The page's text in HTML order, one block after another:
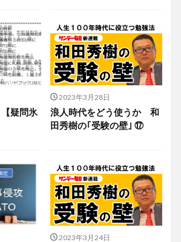
疑問氷
2023年3月28日
浪人時代をどう使うか 和
田秀樹の｢受験の壁｣ ⑰
2023年3月24日